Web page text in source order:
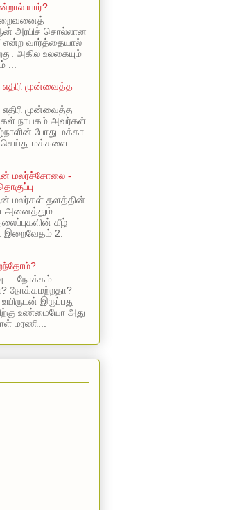
யார்?
அரபிச் சொல்லான
என்ற வார்த்தையால்
அகில உலகையும்
...
எதிரி முன்வைத்த
எதிரி முன்வைத்த
நாயகம் அவர்கள்
போது மக்கா
செய்து மக்களை
மலர்ச்சோலை -
மலர்கள் தளத்தின்
அனைத்தும்
கீழ்
இறைவேதம் 2.
நோக்கம்
நோக்கமற்றதா?
இருப்பது
உண்மையோ அது
மரணி...